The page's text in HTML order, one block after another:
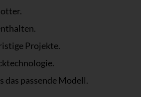
Projekte.
das passende Modell.